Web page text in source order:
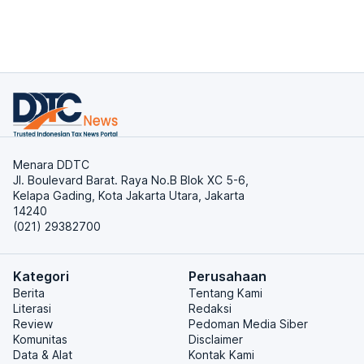
Menara DDTC
Jl. Boulevard Barat. Raya No.B Blok XC 5-6,
Kelapa Gading, Kota Jakarta Utara, Jakarta
14240
(021) 29382700
Kategori
Berita
Literasi
Review
Komunitas
Data & Alat
Perusahaan
Tentang Kami
Redaksi
Pedoman Media Siber
Disclaimer
Kontak Kami